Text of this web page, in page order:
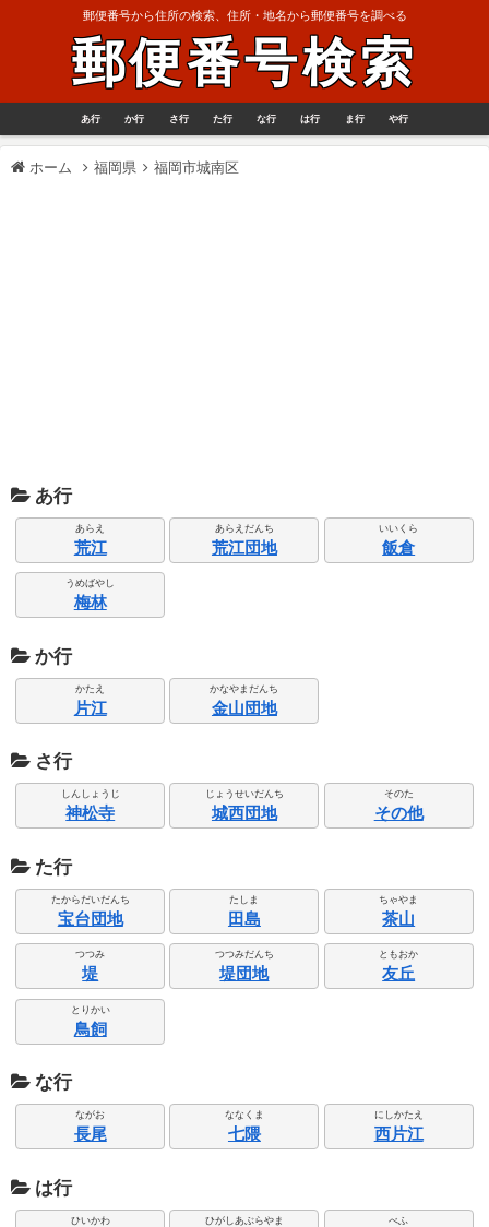
郵便番号から住所の検索、住所・地名から郵便番号を調べる
郵便番号検索
あ行 か行 さ行 た行 な行 は行 ま行 や行
ホーム 福岡県 福岡市城南区
あ行
あらえ
荒江
あらえだんち
荒江団地
いいくら
飯倉
うめばやし
梅林
か行
かたえ
片江
かなやまだんち
金山団地
さ行
しんしょうじ
神松寺
じょうせいだんち
城西団地
そのた
その他
た行
たからだいだんち
宝台団地
たしま
田島
ちゃやま
茶山
つつみ
堤
つつみだんち
堤団地
ともおか
友丘
とりかい
鳥飼
な行
ながお
長尾
ななくま
七隈
にしかたえ
西片江
は行
ひいかわ ひがしあぶらやま べふ